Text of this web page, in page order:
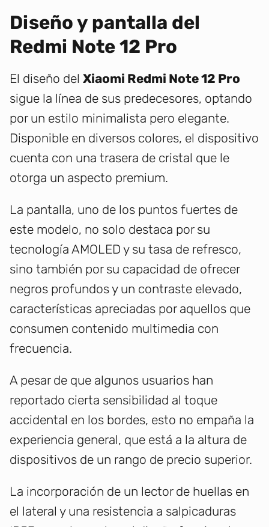
Diseño y pantalla del
Redmi Note 12 Pro
El diseño del Xiaomi Redmi Note 12 Pro
sigue la línea de sus predecesores, optando
por un estilo minimalista pero elegante.
Disponible en diversos colores, el dispositivo
cuenta con una trasera de cristal que le
otorga un aspecto premium.
La pantalla, uno de los puntos fuertes de
este modelo, no solo destaca por su
tecnología AMOLED y su tasa de refresco,
sino también por su capacidad de ofrecer
negros profundos y un contraste elevado,
características apreciadas por aquellos que
consumen contenido multimedia con
frecuencia.
A pesar de que algunos usuarios han
reportado cierta sensibilidad al toque
accidental en los bordes, esto no empaña la
experiencia general, que está a la altura de
dispositivos de un rango de precio superior.
La incorporación de un lector de huellas en
el lateral y una resistencia a salpicaduras